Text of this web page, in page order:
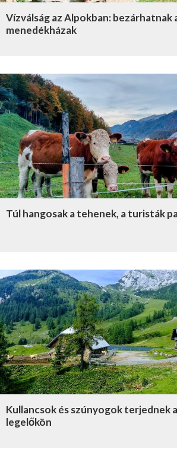
Vízválság az Alpokban: bezárhatnak
menedékházak
Túl hangosak a tehenek, a turisták
Kullancsok és szúnyogok terjednek
legelőkön